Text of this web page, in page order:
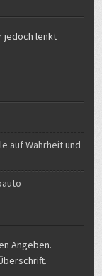
jedoch lenkt
auf Wahrheit und
Angeben.